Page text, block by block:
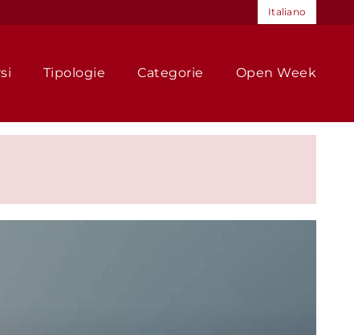
Italiano
Tipologie Categorie Open Week